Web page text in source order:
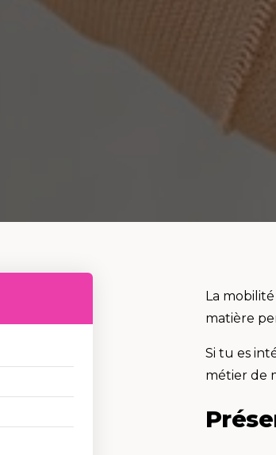
La
matière
Si tu es
métier de